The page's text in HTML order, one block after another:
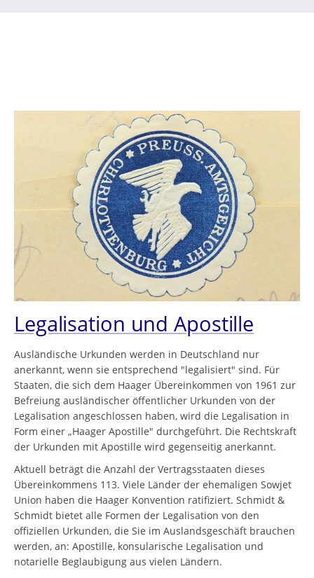
Legalisation und Apostille
Ausländische Urkunden werden in Deutschland nur
anerkannt, wenn sie entsprechend "legalisiert" sind. Für
Staaten, die sich dem Haager Übereinkommen von 1961 zur
Befreiung ausländischer öffentlicher Urkunden von der
Legalisation angeschlossen haben, wird die Legalisation in
Form einer „Haager Apostille" durchgeführt. Die Rechtskraft
der Urkunden mit Apostille wird gegenseitig anerkannt.
Aktuell beträgt die Anzahl der Vertragsstaaten dieses
Übereinkommens 113. Viele Länder der ehemaligen Sowjet
Union haben die Haager Konvention ratifiziert. Schmidt &
Schmidt bietet alle Formen der Legalisation von den
offiziellen Urkunden, die Sie im Auslandsgeschäft brauchen
werden, an: Apostille, konsularische Legalisation und
notarielle Beglaubigung aus vielen Ländern.